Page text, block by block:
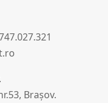
Brașov.